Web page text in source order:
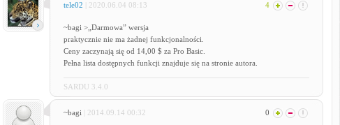
tele02 | 2020.06.04 08:13 4
~bagi >„Darmowa” wersja
praktycznie nie ma żadnej funkcjonalności.
Ceny zaczynają się od 14,00 $ za Pro Basic.
Pełna lista dostępnych funkcji znajduje się na stronie autora.
SARDU 3.4.0
~bagi | 2014.09.14 00:32 0